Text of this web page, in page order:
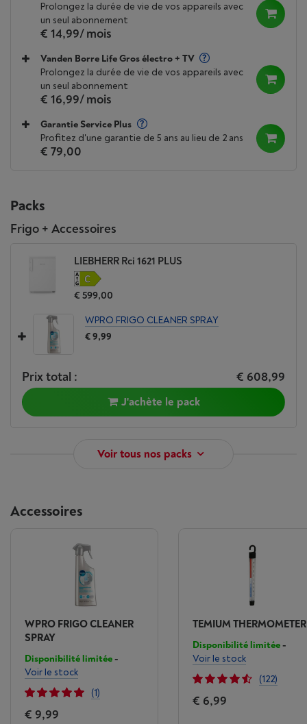
Prolongez la durée de vie de vos appareils avec
un seul abonnement
€ 14,99/ mois
Vanden Borre Life Gros électro + TV
Prolongez la durée de vie de vos appareils avec
un seul abonnement
€ 16,99/ mois
Garantie Service Plus
Profitez d'une garantie de 5 ans au lieu de 2 ans
€ 79,00
Packs
Frigo + Accessoires
LIEBHERR Rci 1621 PLUS
€ 599,00
WPRO FRIGO CLEANER SPRAY
€ 9,99
Prix total : € 608,99
J'achète le pack
Voir tous nos packs
Accessoires
WPRO FRIGO CLEANER
SPRAY
Disponibilité limitée-
Voir le stock
(1)
€ 9,99
TEMIUM THERMOMETER
Disponibilité limitée-
Voir le stock
(122)
€ 6,99